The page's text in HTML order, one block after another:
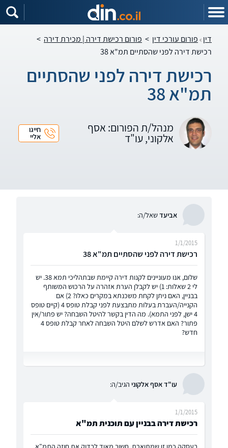
דין פורום עורכי דין > פורום רכישת דירה | מכירת דירה >
רכישת דירה לפני שהסתיים תמ"א 38
רכישת דירה לפני שהסתיים
תמ"א 38
מנהל/ת הפורום: אסף
אלקוני, עו"ד
חייגו
אליי
אביעדשאל/ה:
רכישת דירה לפני שהסתיים תמ"א 38
1/1/2015
שלום, אנו מעוניינים לקנות דירה קיימת שבתהליכי תמא 38. יש
לי 2 שאלות: 1) יש לקבלן הערת אזהרה על הרכוש המשותף
בבניין, האם ניתן לקחת משכנתא במקרים כאלו? 2) אם
הקנייה/העברת בעלות מתבצעת לפני קבלת טופס 4 (קיים טופס
4 ישן, לפני התמא). מה הדין בקשר להיטל השבחה? יש פתור/אין
פתור? האם אדרש לשלם היטל השבחה לאחר קבלת טופס 4
חדש?
עו"ד אסף אלקוני הגיב/ה:
רכישת דירה בבניין עם תוכנית תמ"א
1/1/2015